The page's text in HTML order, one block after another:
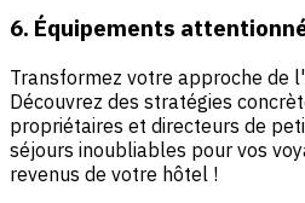
6. Équipements
Transformez votre approche de
Découvrez des stratégies
propriétaires et directeurs de
séjours inoubliables pour vos
revenus de votre hôtel !